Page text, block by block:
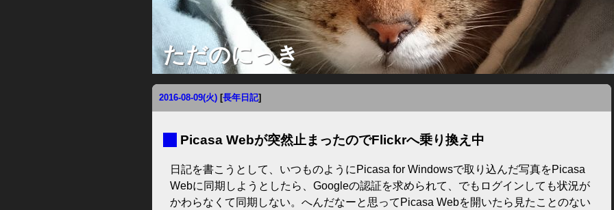
ただのにっき
2016-08-09(火) [長年日記]
Picasa Webが突然止まったのでFlickrへ乗り換え中
日記を書こうとして、いつものようにPicasa for Windowsで取り込んだ写真をPicasa
Webに同期しようとしたら、Googleの認証を求められて、でもログインしても状況が
かわらなくて同期しない。へんだなーと思ってPicasa Webを開いたら見たことのない